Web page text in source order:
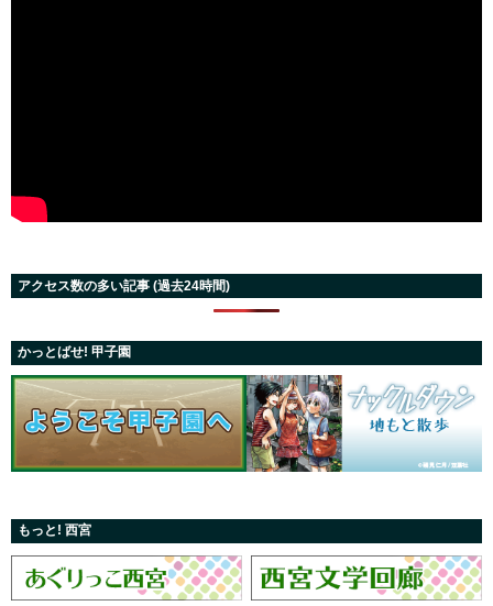
アクセス数の多い記事 (過去24時間)
かっとばせ! 甲子園
もっと! 西宮